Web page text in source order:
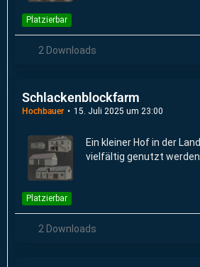
Platzierbar
2 Downloads
Schlackenblockfarm
Hochbauer 15. Juli 2025 um 23:00
Ein kleiner Hof in der
vielfältig genutzt werden.
Platzierbar
2 Downloads